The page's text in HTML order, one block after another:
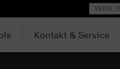
Suche
Kontakt & Service